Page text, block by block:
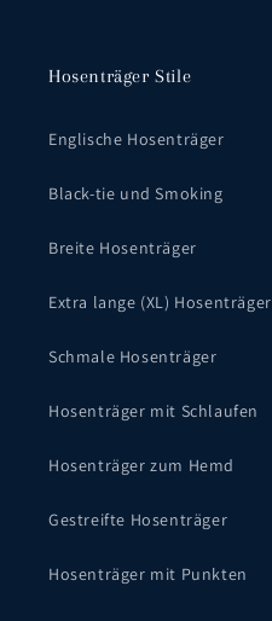
Hosenträger Stile
Englische Hosenträger
Black-tie und Smoking
Breite Hosenträger
Extra lange (XL) Hosenträger
Schmale Hosenträger
Hosenträger mit Schlaufen
Hosenträger zum Hemd
Gestreifte Hosenträger
Hosenträger mit Punkten